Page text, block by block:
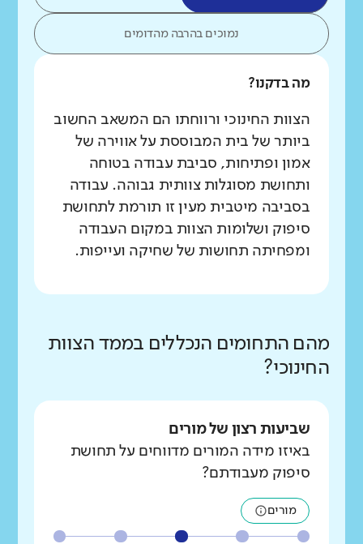
נמוכים בהרבה מהדומים
מה בדקנו?
הצוות החינוכי ורווחתו הם המשאב החשוב
ביותר של בית המבוססת על אווירה של
אמון ופתיחות, סביבת עבודה בטוחה
ותחושת מסוגלות צוותית גבוהה. עבודה
בסביבה מיטבית מעין זו תורמת לתחושת
סיפוק ושלומות הצוות במקום העבודה
ומפחיתה תחושות של שחיקה ועייפות.
מהם התחומים הנכללים בממד הצוות
החינוכי?
שביעות רצון של מורים
באיזו מידה המורים מדווחים על תחושת
סיפוק מעבודתם?
מורים